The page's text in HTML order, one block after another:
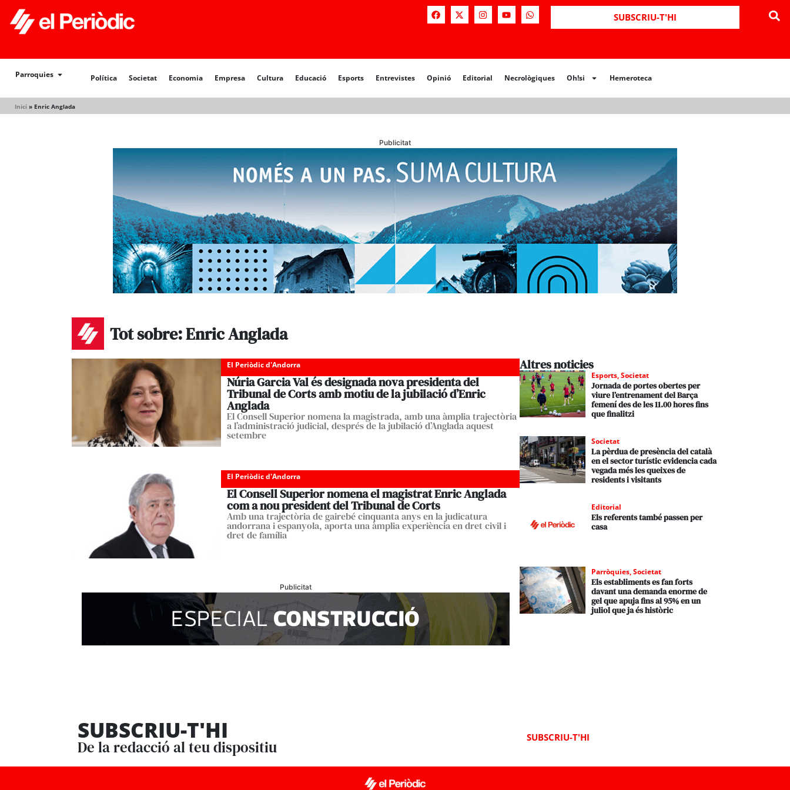
SUBSCRIU-T'HI
Parroquies Política Societat Economia Empresa Cultura Educació Esports Entrevistes Opinió Editorial Necrològiques Oh!si Hemeroteca
Inici » Enric Anglada
Política Societat Opinió Editorial Necrològiques Hemeroteca
Publicitat
Tot sobre: Enric Anglada
El Periòdic d'Andorra
Núria Garcia Val és designada nova presidenta del
Tribunal de Corts amb motiu de la jubilació d’Enric
Anglada
El Consell Superior nomena la magistrada, amb una àmplia trajectòria
a l’administració judicial, després de la jubilació d’Anglada aquest
setembre
El Periòdic d'Andorra
El Consell Superior nomena el magistrat Enric Anglada
com a nou president del Tribunal de Corts
Amb una trajectòria de gairebé cinquanta anys en la judicatura
andorrana i espanyola, aporta una àmplia experiència en dret civil i
dret de família
Publicitat
Altres noticies
Esports,Societat
Jornada de portes obertes per
viure l’entrenament del Barça
femení des de les 11.00 hores fins
que finalitzi
Societat
La pèrdua de presència del català
en el sector turístic evidencia cada
vegada més les queixes de
residents i visitants
Editorial
Els referents també passen per
casa
Parròquies,Societat
Els establiments es fan forts
davant una demanda enorme de
gel que apuja fins al 95% en un
juliol que ja és històric
SUBSCRIU-T'HI
De la redacció al teu dispositiu
SUBSCRIU-T'HI